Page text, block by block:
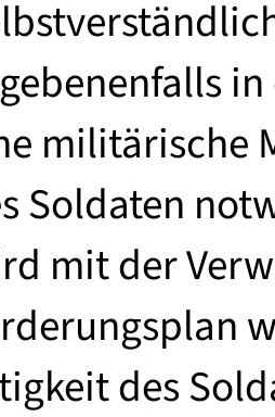
militärische
Soldaten
mit der
des